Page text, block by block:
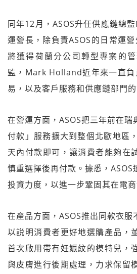
同年12月，ASOS升任供應鏈總
運營長，除負責ASOS的日常運
將獲得荷蘭分公司轉型專案的
監，Mark Holland近年來一直負
易，以及客戶服務和供應鏈部門的
在營運方面，ASOS把三年前在瑞
付款」服務擴大到整個北歐地區
天內付款即可，讓消費者能夠在
慎重選擇後再付款。據悉，ASOS
投資力度，以進一步鞏固其在電
在產品方面，ASOS推出同款衣服
以説明消費者更好地選購產品，
首次啟用帶有妊娠紋的模特兒，
與皮膚進行後期處理，力求保留